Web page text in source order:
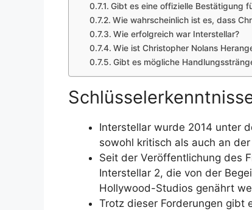
Gibt es eine offizielle Bestätigung
Wie wahrscheinlich ist es, dass
Wie erfolgreich war Interstellar?
Wie ist Christopher Nolans
Gibt es mögliche
Interstellar wurde 2014 unter
sowohl kritisch als auch an
Seit der Veröffentlichung des
Interstellar 2, die von der
Hollywood-Studios genährt
Trotz dieser Forderungen gibt